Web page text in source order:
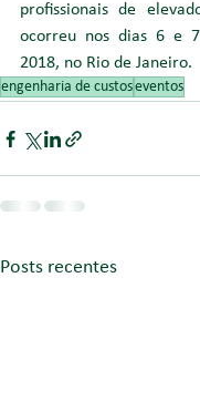
profissionais de
ocorreu nos dias 6 e
2018, no Rio de Janeiro.
engenharia de custoseventos
Posts recentes